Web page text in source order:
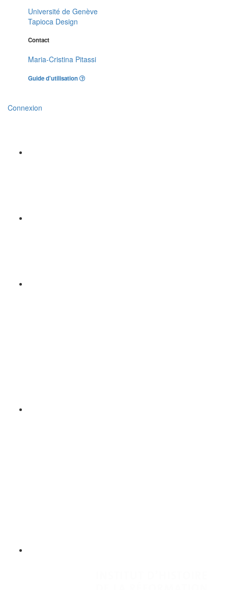
Université de Genève
Tapioca Design
Contact
Maria-Cristina Pitassi
Guide d'utilisation
Connexion